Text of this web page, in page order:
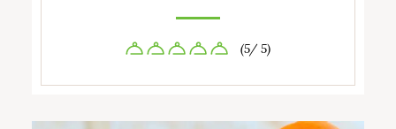
(5/ 5)